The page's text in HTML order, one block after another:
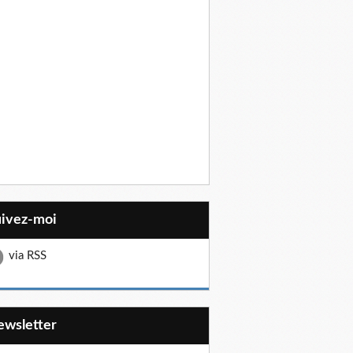
moi
via RSS